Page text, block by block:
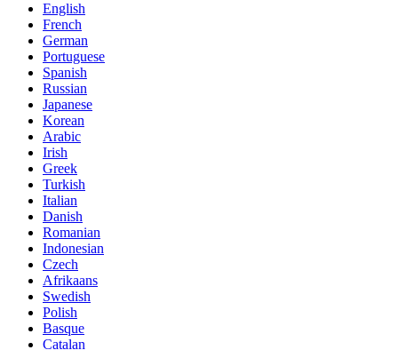
English
French
German
Portuguese
Spanish
Russian
Japanese
Korean
Arabic
Irish
Greek
Turkish
Italian
Danish
Romanian
Indonesian
Czech
Afrikaans
Swedish
Polish
Basque
Catalan